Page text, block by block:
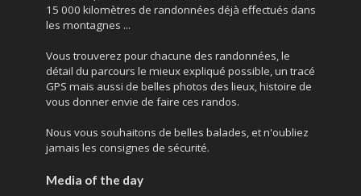
15 000 kilomètres de randonnées déjà effectués dans
les montagnes ...
Vous trouverez pour chacune des randonnées, le
détail du parcours le mieux expliqué possible, un tracé
GPS mais aussi de belles photos des lieux, histoire de
vous donner envie de faire ces randos.
Nous vous souhaitons de belles balades, et n'oubliez
jamais les consignes de sécurité.
Media of the day